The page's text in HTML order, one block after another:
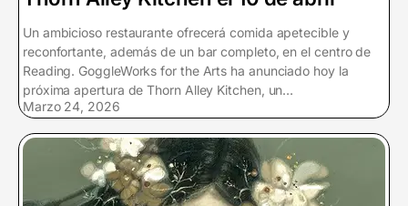
ó
n
c
o
Un ambicioso restaurante ofrecerá comida apetecible y
reconfortante, además de un bar completo, en el centro de
Reading. GoggleWorks for the Arts ha anunciado hoy la
próxima apertura de Thorn Alley Kitchen, un…
Marzo 24, 2026